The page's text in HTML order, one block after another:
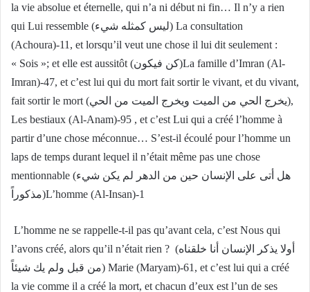
la vie absolue et éternelle, qui n’a ni début ni fin… Il n’y a rien
qui Lui ressemble (ليس كمثله شيء) La consultation
(Achoura)-11, et lorsqu’il veut une chose il lui dit seulement :
« Sois »; et elle est aussitôt (كن فيكون)La famille d’Imran (Al-
Imran)-47, et c’est lui qui du mort fait sortir le vivant, et du vivant,
fait sortir le mort (يخرج الحي من الميت ويخرج الميت من الحي),
Les bestiaux (Al-Anam)-95 , et c’est Lui qui a créé l’homme à
partir d’une chose méconnue… S’est-il écoulé pour l’homme un
laps de temps durant lequel il n’était même pas une chose
mentionnable (هل أتى على الإنسان حين من الدهر لم يكن شيء
مذكوراً)L’homme (Al-Insan)-1
L’homme ne se rappelle-t-il pas qu’avant cela, c’est Nous qui
l’avons créé, alors qu’il n’était rien ? (أولا يذكر الإنسان أنا خلقناه
من قبل ولم يك شيئاً) Marie (Maryam)-61, et c’est lui qui a créé
la vie comme il a créé la mort, et chacun d’eux est l’un de ses